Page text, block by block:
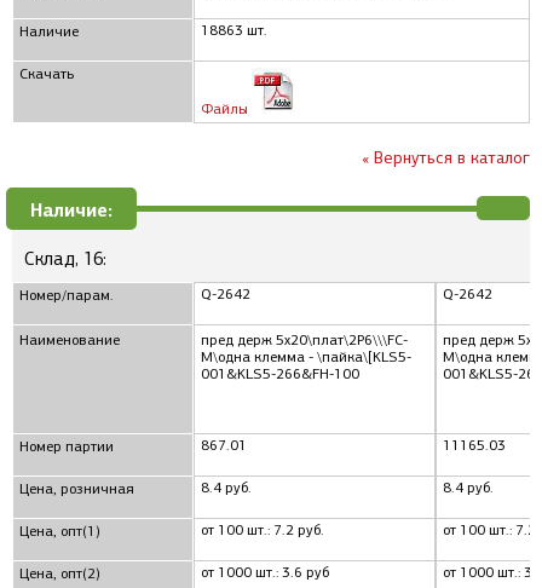
Наличие
Скачать
18863 шт.
Файлы
« Вернуться в каталог
Наличие:
Склад, 16:
Номер/парам.
Наименование
Номер партии
Цена, розничная
Цена, опт(1)
Цена, опт(2)
Q-2642
пред держ 5x20\плат\2P6\\\FC-
M\одна клемма - \пайка\[KLS5-
001&KLS5-266&FH-100
867.01
8.4 руб.
от 100 шт.: 7.2 руб.
от 1000 шт.: 3.6 руб
Q-2642
пред держ
M\одна
001&KLS5-
11165.03
8.4 руб.
от 100 шт.: 7.2
от 1000 шт.: